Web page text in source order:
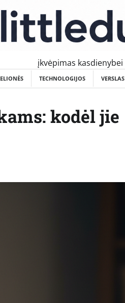
įkvėpimas kasdienybei
TECHNOLOGIJOS VERSLAS
kodėl jie